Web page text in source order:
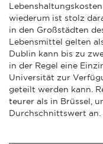
wiederum ist stolz
in den Großstädten
Lebensmittel gelten
Dublin kann bis zu
in der Regel eine
Universität zur
geteilt werden kann.
teurer als in Brüssel,
Durchschnittswert an.